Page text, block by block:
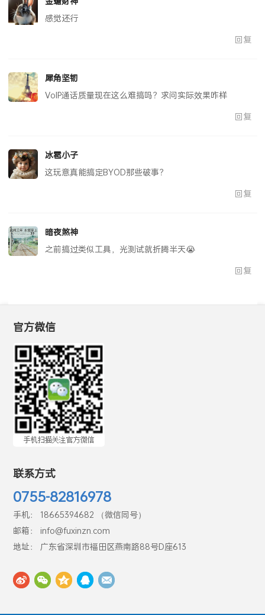
感觉还行
回复
犀角坚韧
VoIP通话质量现在这么难搞吗？求问实际效果咋样
回复
冰雹小子
这玩意真能搞定BYOD那些破事？
回复
暗夜煞神
之前搞过类似工具，光测试就折腾半天😭
回复
官方微信
联系方式
0755-82816978
手机： 18665394682 （微信同号）
邮箱： info@fuxinzn.com
地址： 广东省深圳市福田区燕南路88号D座613